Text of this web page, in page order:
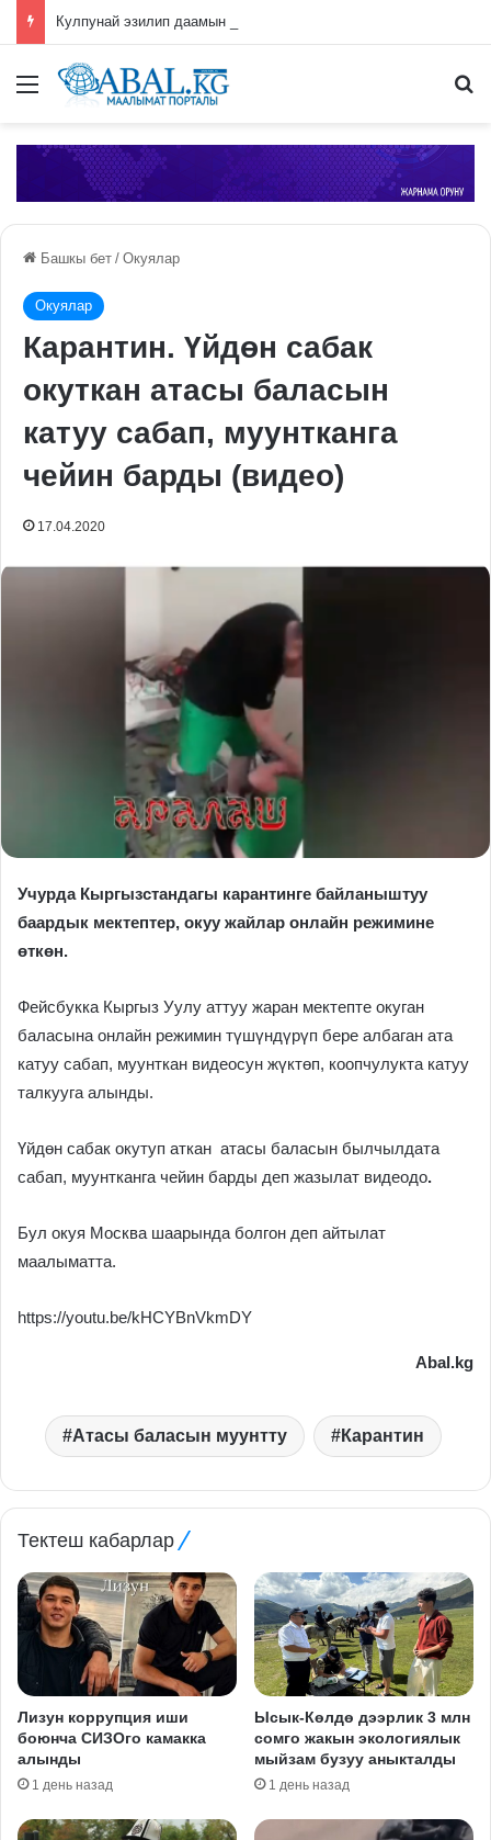
Меню
Башкы бет / Окуялар
Окуялар
Карантин. Үйдөн сабак
окуткан атасы баласын
катуу сабап, муунтканга
чейин барды (видео)
17.04.2020
Учурда Кыргызстандагы карантинге байланыштуу
баардык мектептер, окуу жайлар онлайн режимине
өткөн.
Фейсбукка Кыргыз Уулу аттуу жаран мектепте окуган
баласына онлайн режимин түшүндүрүп бере албаган ата
катуу сабап, муунткан видеосун жүктөп, коопчулукта катуу
талкууга алынды.
Үйдөн сабак окутуп аткан атасы баласын былчылдата
сабап, муунтканга чейин барды деп жазылат видеодо.
Бул окуя Москва шаарында болгон деп айтылат
маалыматта.
https://youtu.be/kHCYBnVkmDY
Abal.kg
Атасы баласын муунтту Карантин
Тектеш кабарлар
Лизун коррупция иши
боюнча СИЗОго камакка
алынды
1 день назад
Ысык-Көлдө дээрлик 3 млн
сомго жакын экологиялык
мыйзам бузуу аныкталды
1 день назад